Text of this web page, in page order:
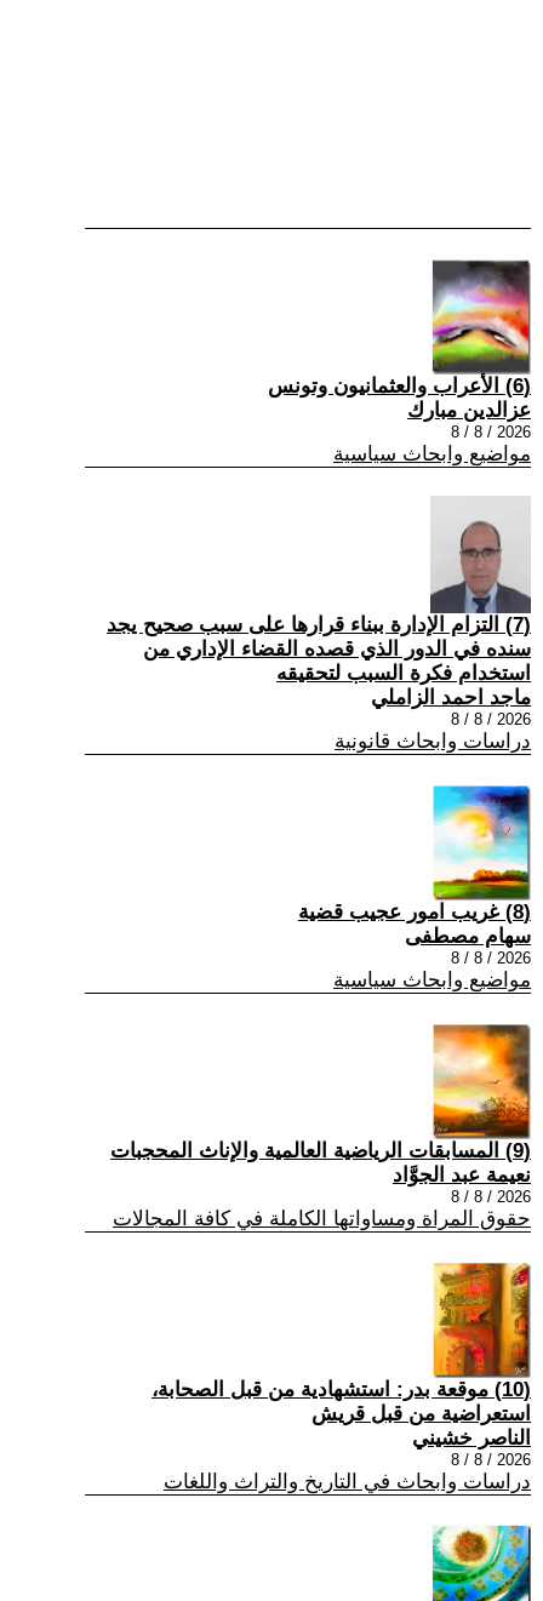
(6) الأعراب والعثمانيون وتونس
عزالدين مبارك
2026 / 8 / 8
مواضيع وابحاث سياسية
(7) التزام الإدارة ببناء قرارها على سبب صحیح یجد
سنده في الدور الذي قصده القضاء الإداري من
استخدام فكرة السبب لتحقیقه
ماجد احمد الزاملي
2026 / 8 / 8
دراسات وابحاث قانونية
(8) غريب امور عجيب قضية
سهام مصطفى
2026 / 8 / 8
مواضيع وابحاث سياسية
(9) المسابقات الرياضية العالمية والإناث المحجبات
نعيمة عبد الجوَّاد
2026 / 8 / 8
حقوق المراة ومساواتها الكاملة في كافة المجالات
(10) موقعة بدر: استشهادية من قبل الصحابة،
استعراضية من قبل قريش
الناصر خشيني
2026 / 8 / 8
دراسات وابحاث في التاريخ والتراث واللغات